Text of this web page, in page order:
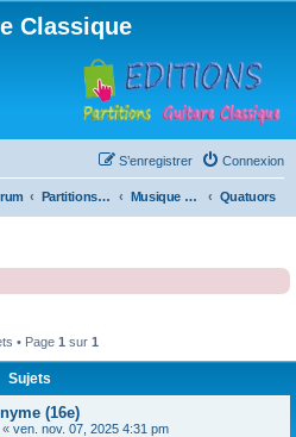
Classique
Connexion
S’enregistrer
Partitions pour guitare en libre téléchargement Musique d'ensemble Quatuors
• Page 1 sur 1
Sujets
(16e)
« ven. nov. 07, 2025 4:31 pm